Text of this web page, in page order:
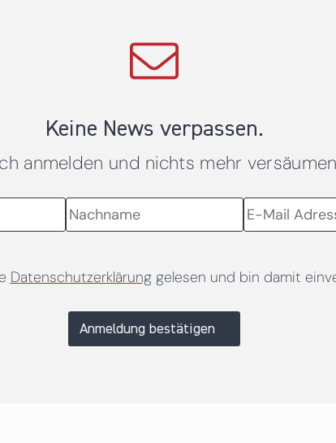
Keine News verpassen.
anmelden und nichts mehr
Datenschutzerklärunggelesen und bin damit
Anmeldung bestätigen